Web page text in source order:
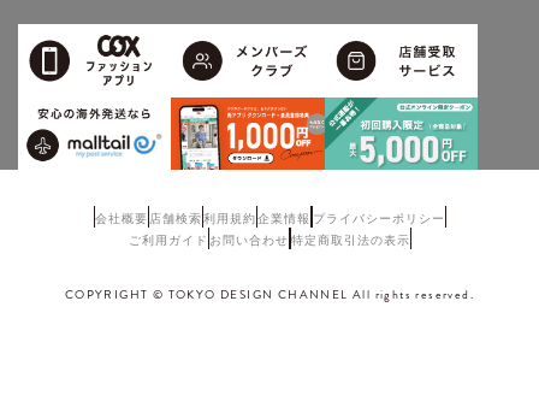
会社概要 店舗検索利用規約企業情報 プライバシーポリシー
ご利用ガイド お問い合わせ 特定商取引法の表示
COPYRIGHT © TOKYO DESIGN CHANNEL All rights reserved.